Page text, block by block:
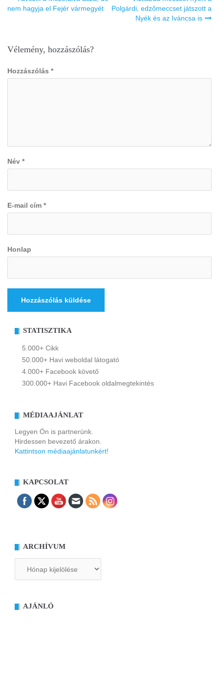
navigáció
nem hagyja el Fejér vármegyét
Polgárdi, edzőmeccset játszott a
Nyék és az Iváncsa is
Vélemény, hozzászólás?
Hozzászólás *
Név *
E-mail cím *
Honlap
STATISZTIKA
5.000+ Cikk
50.000+ Havi weboldal látogató
4.000+ Facebook követő
300.000+ Havi Facebook oldalmegtekintés
MÉDIAAJÁNLAT
Legyen Ön is partnerünk.
Hirdessen bevezető árakon.
Kattintson médiaajánlatunkért!
KAPCSOLAT
ARCHÍVUM
AJÁNLÓ